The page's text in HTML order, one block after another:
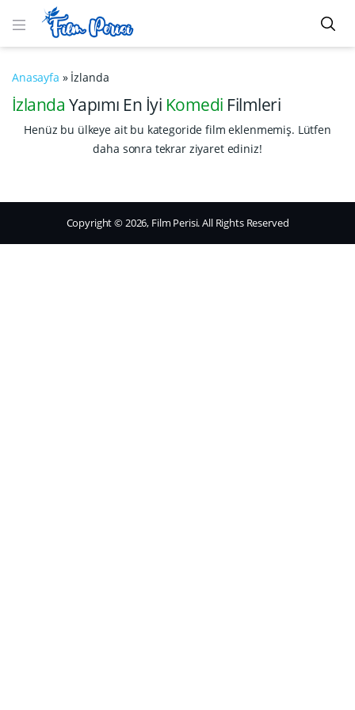
Anasayfa » İzlanda
İzlanda Yapımı En İyi Komedi Filmleri
Henüz bu ülkeye ait bu kategoride film eklenmemiş. Lütfen
daha sonra tekrar ziyaret ediniz!
Copyright © 2026, Film Perisi. All Rights Reserved